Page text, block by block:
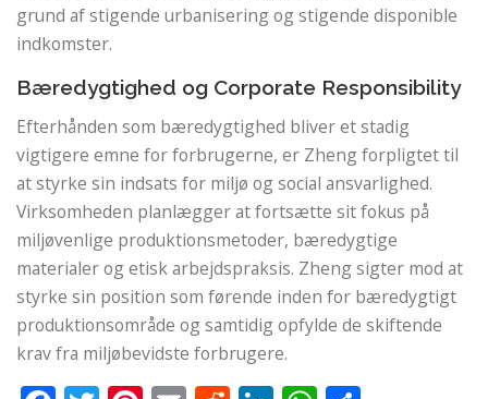
grund af stigende urbanisering og stigende disponible
indkomster.
Bæredygtighed og Corporate Responsibility
Efterhånden som bæredygtighed bliver et stadig
vigtigere emne for forbrugerne, er Zheng forpligtet til
at styrke sin indsats for miljø og social ansvarlighed.
Virksomheden planlægger at fortsætte sit fokus på
miljøvenlige produktionsmetoder, bæredygtige
materialer og etisk arbejdspraksis. Zheng sigter mod at
styrke sin position som førende inden for bæredygtigt
produktionsområde og samtidig opfylde de skiftende
krav fra miljøbevidste forbrugere.